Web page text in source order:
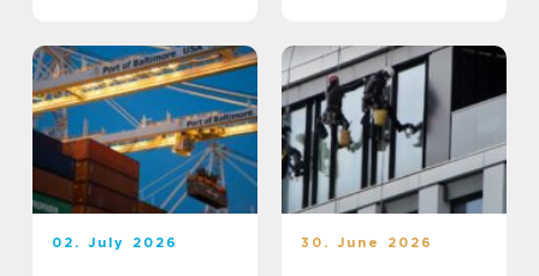
02. July 2026 30. June 2026